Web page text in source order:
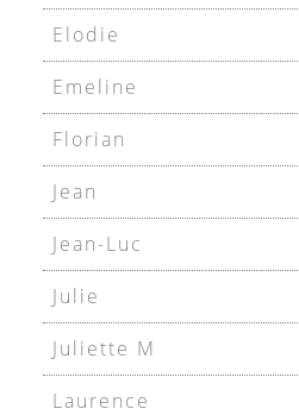
Elodie
Emeline
Florian
Jean
Jean-Luc
Julie
Juliette M
Laurence